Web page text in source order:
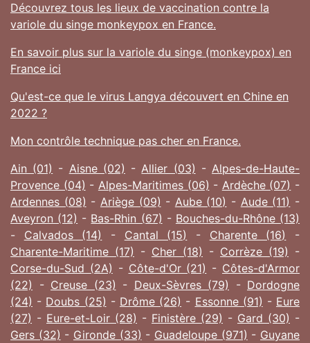
Découvrez tous les lieux de vaccination contre la
variole du singe monkeypox en France.
En savoir plus sur la variole du singe (monkeypox) en
France ici
Qu'est-ce que le virus Langya découvert en Chine en
2022 ?
Mon contrôle technique pas cher en France.
Ain (01) - Aisne (02) -Allier (03) -Alpes-de-Haute-
Provence (04) - Alpes-Maritimes (06) - Ardèche (07) -
Ardennes (08) - Ariège (09) - Aube (10) - Aude (11) -
Aveyron (12) - Bas-Rhin (67) - Bouches-du-Rhône (13)
- Calvados (14) - Cantal (15) - Charente (16)
-
Charente-Maritime (17) - Cher (18) - Corrèze (19) -
Corse-du-Sud (2A) - Côte-d'Or (21) - Côtes-d'Armor
(22) - Creuse (23) - Deux-Sèvres (79) - Dordogne
(24) - Doubs (25) - Drôme (26) - Essonne (91) - Eure
(27) - Eure-et-Loir (28) - Finistère (29) - Gard (30) -
Gers (32) - Gironde (33) - Guadeloupe (971) - Guyane